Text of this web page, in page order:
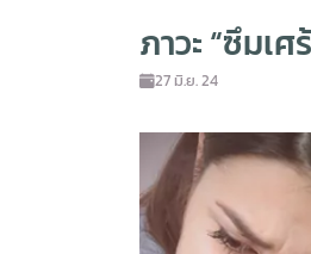
ภาวะ “ซึมเ
27 มิ.ย. 24